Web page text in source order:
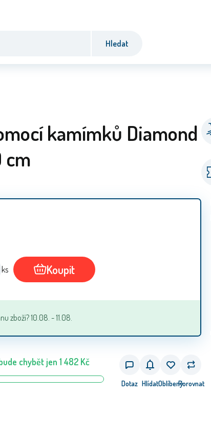
Hledat
kamímků Diamond
cm
ks Koupit
zboží? 10.08. - 11.08.
chybět jen 1 482 Kč
Dotaz HlídatOblíbenýPorovnat